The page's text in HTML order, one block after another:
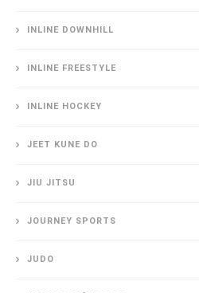
INLINE DOWNHILL
INLINE FREESTYLE
INLINE HOCKEY
JEET KUNE DO
JIU JITSU
JOURNEY SPORTS
JUDO